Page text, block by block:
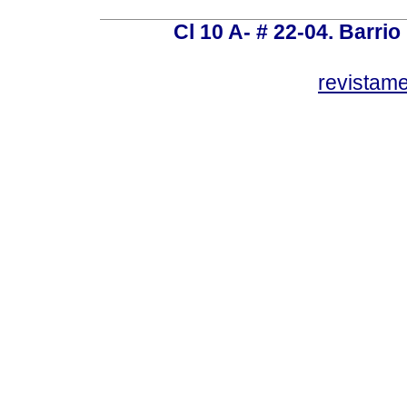
Cl 10 A- # 22-04.